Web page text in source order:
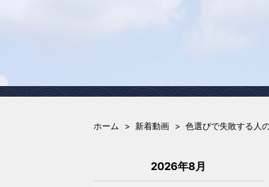
ホーム 新着動画 色選びで失敗する人
2026年8月